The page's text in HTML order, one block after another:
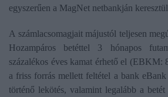
egyszerűen a MagNet netbankján
A számlacsomagjait májustól teljesen
Hozampáros betéttel 3 hónapos
százalékos éves kamat érhető el (EBKM:
a friss forrás mellett feltétel a bank
történő lekötés, valamint legalább a betét